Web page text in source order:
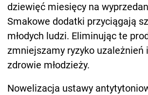
dziewięć miesięcy na
Smakowe dodatki przyciągają
młodych ludzi. Eliminując te
zmniejszamy ryzyko uzależnień
zdrowie młodzieży.
Nowelizacja ustawy